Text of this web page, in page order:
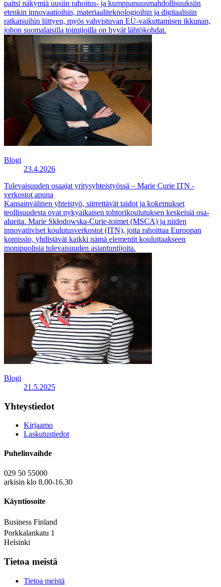
paitsi näkymiä uusiin rahoitus- ja kumppanuusmahdollisuuksiin
etenkin innovaatioihin, materiaaliteknologioihin ja digitaalisiin
ratkaisuihin liittyen, myös vahvistuvan EU-vaikuttamisen ikkunan,
johon suomalaisilla toimijoilla on hyvät lähtökohdat.
Blogi
23.4.2026
Tulevaisuuden osaajat yritysyhteistyössä – Marie Curie ITN -
verkostot apuna
Kansainvälinen yhteistyö, siirrettävät taidot ja kokemukset
teollisuudesta ovat nykyaikaisen tohtorikoulutuksen keskeisiä osa-
alueita. Marie Skłodowska-Curie-toimet (MSCA) ja niiden
innovatiiviset koulutusverkostot (ITN), joita rahoittaa Euroopan
komissio, yhdistävät kaikki nämä elementit kouluttaakseen
monipuolisia tulevaisuuden asiantuntijoita.
Blogi
21.5.2025
Yhteystiedot
Kirjaamo
Laskutustiedot
Puhelinvaihde
029 50 55000
arkisin klo 8.00-16.30
Käyntiosoite
Business Finland
Porkkalankatu 1
Helsinki
Tietoa meistä
Tietoa meistä